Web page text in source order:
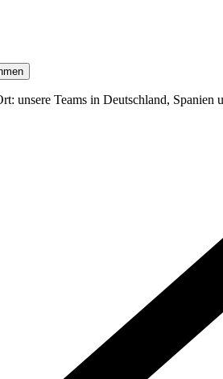
unsere Teams in Deutschland, Spanien